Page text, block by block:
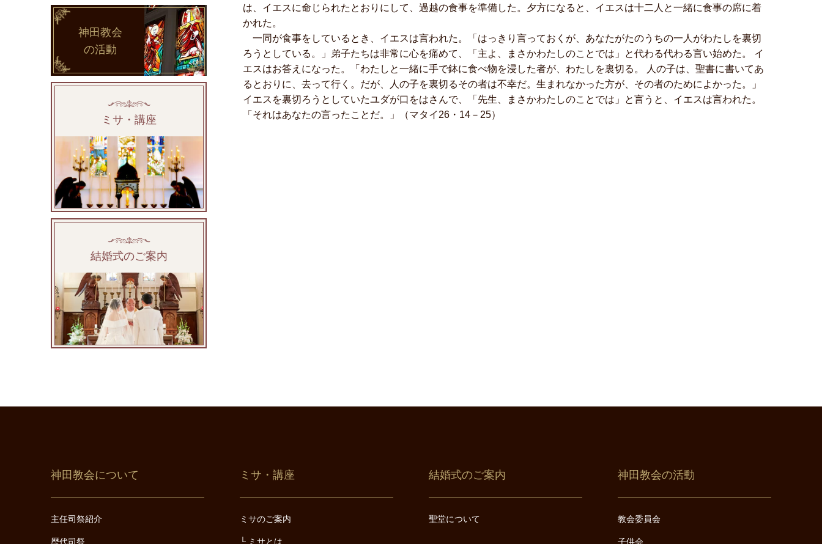
は、イエスに命じられたとおりにして、過越の食事を準備した。夕方になると、イエスは十二人と一緒に食事の席に着
かれた。
一同が食事をしているとき、イエスは言われた。「はっきり言っておくが、あなたがたのうちの一人がわたしを裏切
ろうとしている。」弟子たちは非常に心を痛めて、「主よ、まさかわたしのことでは」と代わる代わる言い始めた。 イ
エスはお答えになった。「わたしと一緒に手で鉢に食べ物を浸した者が、わたしを裏切る。 人の子は、聖書に書いてあ
るとおりに、去って行く。だが、人の子を裏切るその者は不幸だ。生まれなかった方が、その者のためによかった。」
イエスを裏切ろうとしていたユダが口をはさんで、「先生、まさかわたしのことでは」と言うと、イエスは言われた。
「それはあなたの言ったことだ。」（マタイ26・14－25）
神田教会
の活動
ミサ・講座
結婚式のご案内
神田教会について
主任司祭紹介
歴代司祭
ミサ・講座
ミサのご案内
ミサとは
結婚式のご案内
聖堂について
神田教会の活動
教会委員会
子供会